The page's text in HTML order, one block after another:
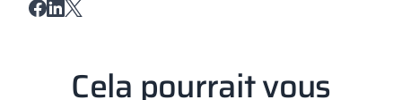
Cela pourrait vous